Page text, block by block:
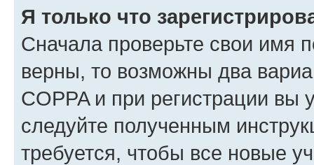
Я только что
Сначала проверьте свои имя
верны, то возможны два
COPPA и при регистрации вы
следуйте полученным
требуется, чтобы все новые